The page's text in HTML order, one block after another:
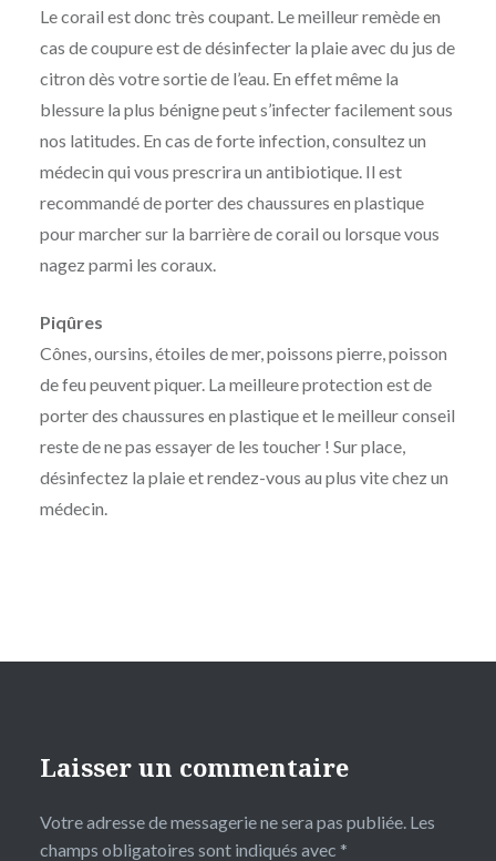
Le corail est donc très coupant. Le meilleur remède en
cas de coupure est de désinfecter la plaie avec du jus de
citron dès votre sortie de l’eau. En effet même la
blessure la plus bénigne peut s’infecter facilement sous
nos latitudes. En cas de forte infection, consultez un
médecin qui vous prescrira un antibiotique. Il est
recommandé de porter des chaussures en plastique
pour marcher sur la barrière de corail ou lorsque vous
nagez parmi les coraux.
Piqûres
Cônes, oursins, étoiles de mer, poissons pierre, poisson
de feu peuvent piquer. La meilleure protection est de
porter des chaussures en plastique et le meilleur conseil
reste de ne pas essayer de les toucher ! Sur place,
désinfectez la plaie et rendez-vous au plus vite chez un
médecin.
Laisser un commentaire
Votre adresse de messagerie ne sera pas publiée.Les
champs obligatoires sont indiqués avec *